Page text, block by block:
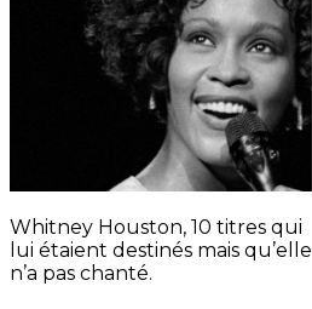
Whitney Houston, 10 titres qui
lui étaient destinés mais qu’elle
n’a pas chanté.